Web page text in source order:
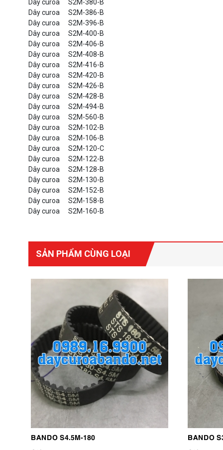
Dây curoa
S2M-380-B
Dây curoa
S2M-386-B
Dây curoa
S2M-396-B
Dây curoa
S2M-400-B
Dây curoa
S2M-406-B
Dây curoa
S2M-408-B
Dây curoa
S2M-416-B
Dây curoa
S2M-420-B
Dây curoa
S2M-426-B
Dây curoa
S2M-428-B
Dây curoa
S2M-494-B
Dây curoa
S2M-560-B
Dây curoa
S2M-102-B
Dây curoa
S2M-106-B
Dây curoa
S2M-120-C
Dây curoa
S2M-122-B
Dây curoa
S2M-128-B
Dây curoa
S2M-130-B
Dây curoa
S2M-152-B
Dây curoa
S2M-158-B
Dây curoa
S2M-160-B
SẢN PHẨM CÙNG LOẠI
BANDO S4.5M-180 BANDO